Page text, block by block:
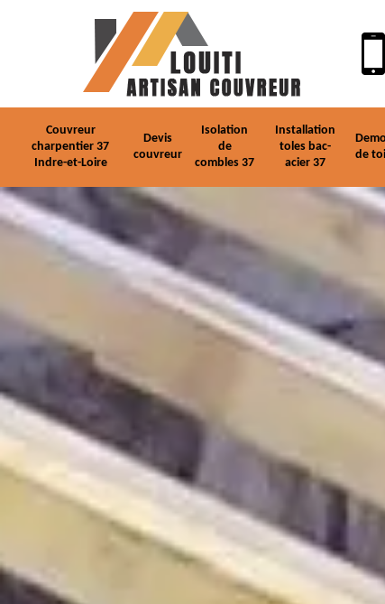
Couvreur
charpentier 37
Indre-et-Loire
Devis
couvreur
Isolation
de
combles 37
Installation
toles bac-
acier 37
de